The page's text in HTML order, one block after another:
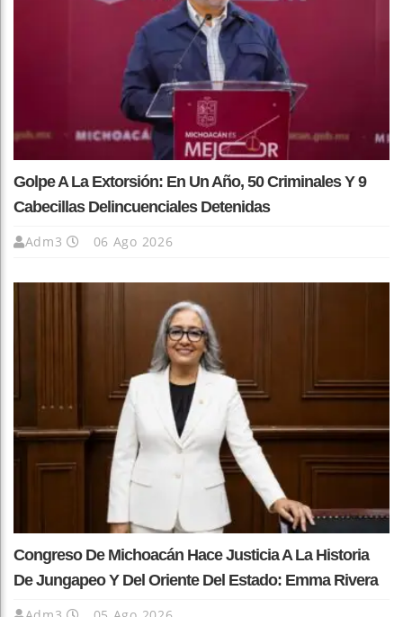
Golpe A La Extorsión: En Un Año, 50 Criminales Y 9
Cabecillas Delincuenciales Detenidas
Adm3 06 Ago 2026
Congreso De Michoacán Hace Justicia A La Historia
De Jungapeo Y Del Oriente Del Estado: Emma Rivera